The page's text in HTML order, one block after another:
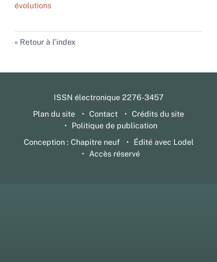
évolutions
Retour à l’index
ISSN électronique 2276-3457
Plan du site
Contact
Crédits du site
Politique de publication
Conception : Chapitre neuf
Édité avec Lodel
Accès réservé